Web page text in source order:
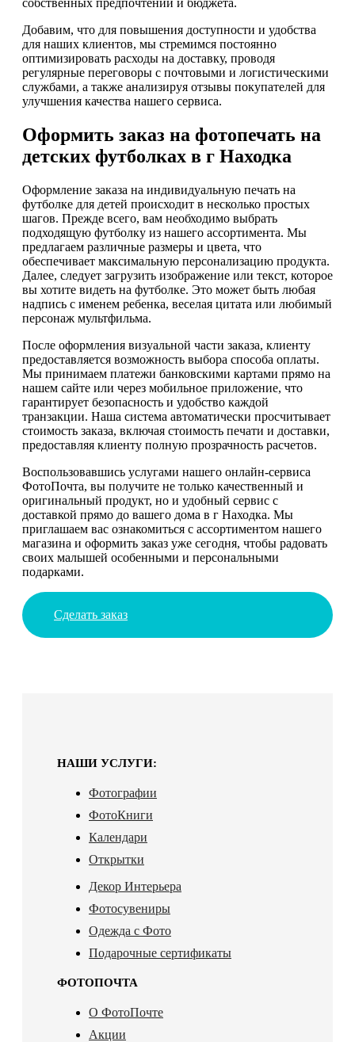
собственных предпочтений и бюджета.
Добавим, что для повышения доступности и удобства
для наших клиентов, мы стремимся постоянно
оптимизировать расходы на доставку, проводя
регулярные переговоры с почтовыми и логистическими
службами, а также анализируя отзывы покупателей для
улучшения качества нашего сервиса.
Оформить заказ на фотопечать на
детских футболках в г Находка
Оформление заказа на индивидуальную печать на
футболке для детей происходит в несколько простых
шагов. Прежде всего, вам необходимо выбрать
подходящую футболку из нашего ассортимента. Мы
предлагаем различные размеры и цвета, что
обеспечивает максимальную персонализацию продукта.
Далее, следует загрузить изображение или текст, которое
вы хотите видеть на футболке. Это может быть любая
надпись с именем ребенка, веселая цитата или любимый
персонаж мультфильма.
После оформления визуальной части заказа, клиенту
предоставляется возможность выбора способа оплаты.
Мы принимаем платежи банковскими картами прямо на
нашем сайте или через мобильное приложение, что
гарантирует безопасность и удобство каждой
транзакции. Наша система автоматически просчитывает
стоимость заказа, включая стоимость печати и доставки,
предоставляя клиенту полную прозрачность расчетов.
Воспользовавшись услугами нашего онлайн-сервиса
ФотоПочта, вы получите не только качественный и
оригинальный продукт, но и удобный сервис с
доставкой прямо до вашего дома в г Находка. Мы
приглашаем вас ознакомиться с ассортиментом нашего
магазина и оформить заказ уже сегодня, чтобы радовать
своих малышей особенными и персональными
подарками.
Сделать заказ
НАШИ УСЛУГИ:
Фотографии
ФотоКниги
Календари
Открытки
Декор Интерьера
Фотосувениры
Одежда с Фото
Подарочные сертификаты
ФОТОПОЧТА
О ФотоПочте
Акции